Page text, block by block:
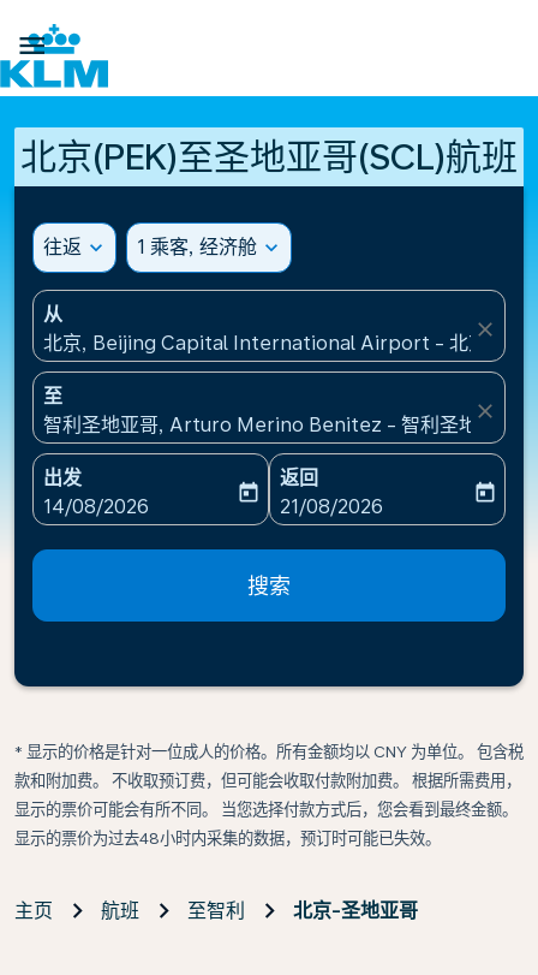

北京(PEK)至圣地亚哥(SCL)航班
往返 expand_more 1 乘客, 经济舱 expand_more
从
北京, Beijing Capital International Airport - 北京首都
close
至
智利圣地亚哥, Arturo Merino Benitez - 智利圣地亚哥机
close
出发
fc-booking-departure-date-aria-label
14/08/2026
today
返回
fc-booking-return-date-
21/08/2026
today
搜索
* 显示的价格是针对一位成人的价格。所有金额均以 CNY 为单位。 包含税
款和附加费。 不收取预订费，但可能会收取付款附加费。 根据所需费用，
显示的票价可能会有所不同。 当您选择付款方式后，您会看到最终金额。
显示的票价为过去48小时内采集的数据，预订时可能已失效。
主页 航班 至智利 北京-圣地亚哥